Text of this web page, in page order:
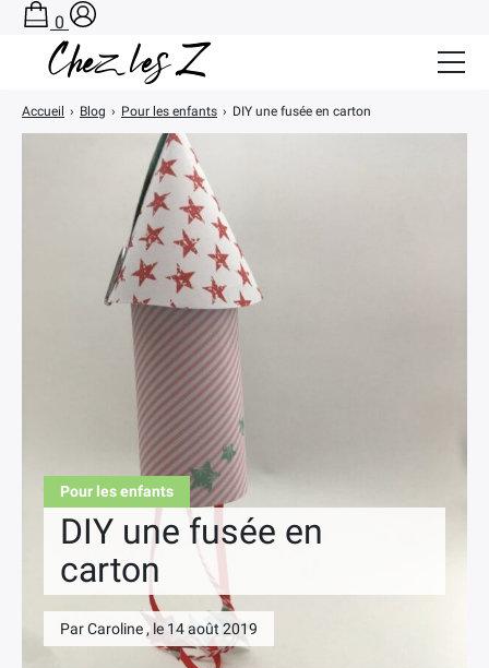
Pour les enfants
DIY une fusée en
carton
Par Caroline , le 14 août 2019
Accueil › Blog › Pour les enfants › DIY une fusée en carton
0
Salle de Bain Zéro Déchet
Cuisine Zéro Déchet